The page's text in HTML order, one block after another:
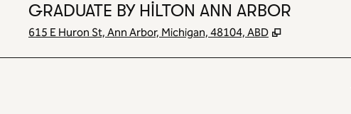
GRADUATE BY HILTON ANN ARBOR
615 E Huron St, Ann Arbor, Michigan, 48104, ABD ,